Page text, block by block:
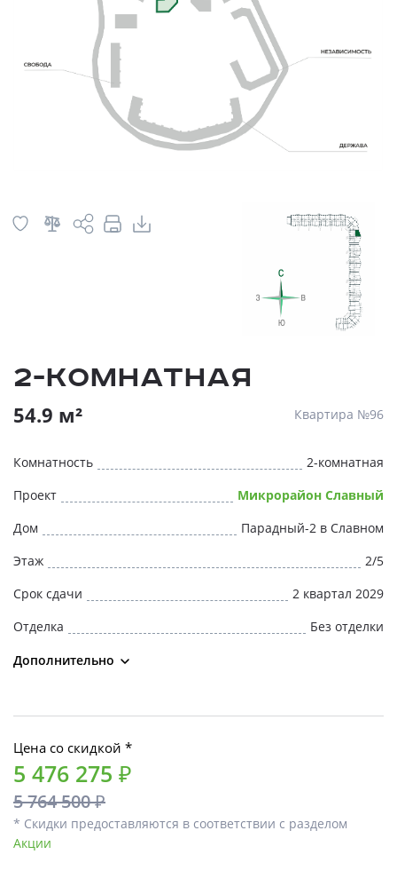
2-комнатная
54.9 м² Квартира №96
Комнатность
2-комнатная
Проект
Микрорайон Славный
Дом
Парадный-2 в Славном
Этаж
2/5
Срок сдачи
2 квартал 2029
Отделка
Без отделки
Дополнительно
Цена со скидкой *
5 476 275 ₽
5 764 500 ₽
* Скидки предоставляются в соответствии с разделом
Акции